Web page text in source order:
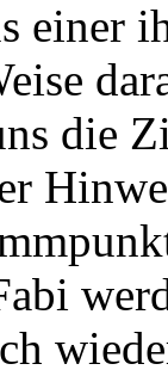
einer
die